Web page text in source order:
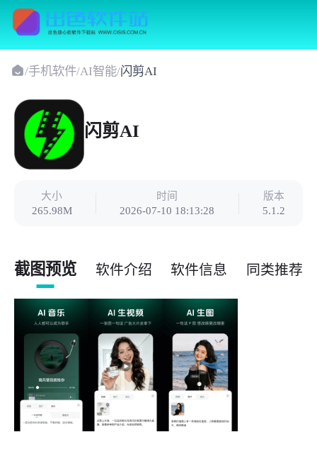
/手机软件/AI智能/闪剪AI
闪剪AI
大小
265.98M
时间
2026-07-10 18:13:28
版本
5.1.2
截图预览 软件介绍 软件信息 同类推荐